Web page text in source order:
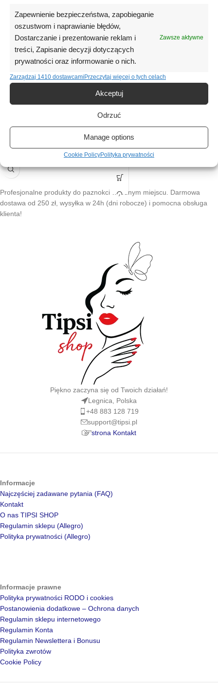
Zapewnienie bezpieczeństwa, zapobieganie
oszustwom i naprawianie błędów,
Dostarczanie i prezentowanie reklam i
treści, Zapisanie decyzji dotyczących
prywatności oraz informowanie o nich.
Zawsze aktywne
Zarządzaj 1410 dostawcamiPrzeczytaj więcej o tych celach
Akceptuj
Odrzuć
Manage options
Cookie PolicyPolityka prywatności
10 – jaskrawo-limonkowy żel
budujący, 15 ml
SKU:NAILSOFTHEDAY-174
WYPR
ZEDA
NE
PINK
NAILSOFTHEDAY Builder gel 11
– jasnoróżowy żel budujący, 15
ml
(0)
Profesjonalne produkty do paznokci w jednym miejscu. Darmowa
dostawa od 250 zł, wysyłka w 24h (dni robocze) i pomocna obsługa
klienta!
Piękno zaczyna się od Twoich działań!
Legnica, Polska
+48 883 128 719
support@tipsi.pl
strona Kontakt
Informacje
Najczęściej zadawane pytania (FAQ)
Kontakt
O nas TIPSI SHOP
Regulamin sklepu (Allegro)
Polityka prywatności (Allegro)
Informacje prawne
Polityka prywatności RODO i cookies
Postanowienia dodatkowe – Ochrona danych
Regulamin sklepu internetowego
Regulamin Konta
Regulamin Newslettera i Bonusu
Polityka zwrotów
Cookie Policy